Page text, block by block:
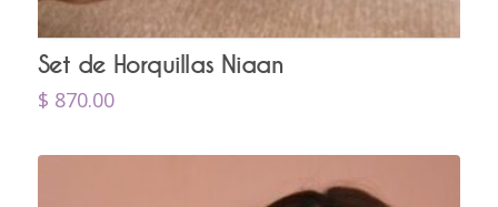
Set de Horquillas Niaan
$ 870.00